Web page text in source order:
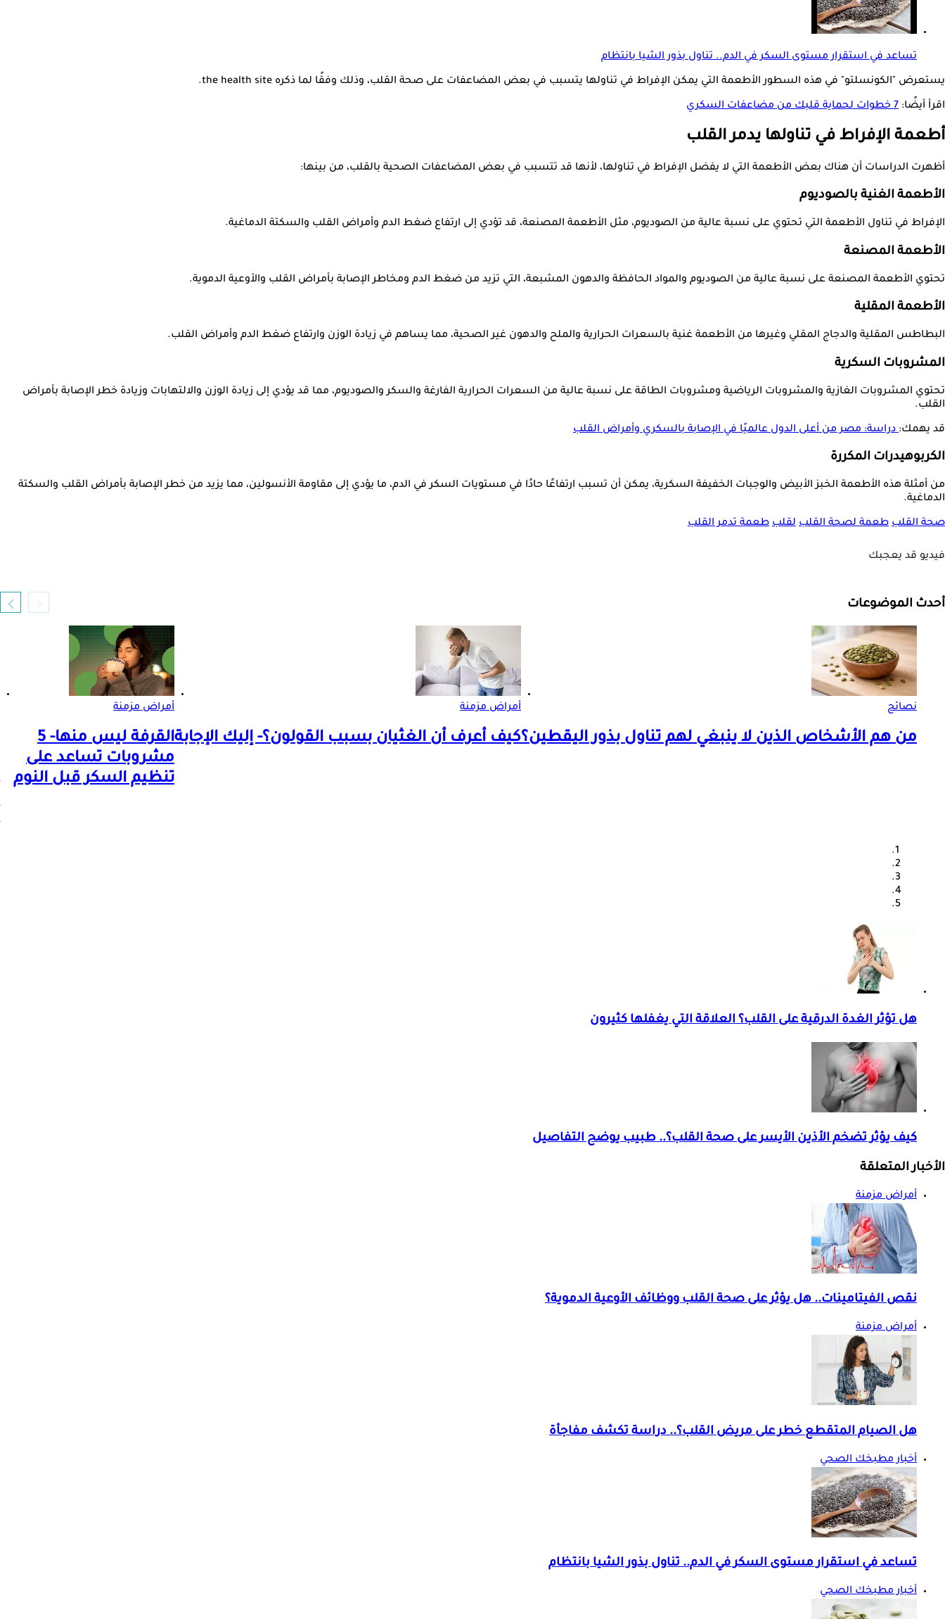
تساعد في استقرار مستوى السكر في الدم.. تناول بذور الشيا بانتظام
يستعرض "الكونسلتو" في هذه السطور الأطعمة التي يمكن الإفراط في تناولها يتسبب في بعض المضاعفات على صحة القلب، وذلك وفقًا لما ذكره the health site.
اقرأ أيضًا: 7 خطوات لحماية قلبك من مضاعفات السكري
أطعمة الإفراط في تناولها يدمر القلب
أظهرت الدراسات أن هناك بعض الأطعمة التي لا يفضل الإفراط في تناولها، لأنها قد تتسبب في بعض المضاعفات الصحية بالقلب، من بينها:
الأطعمة الغنية بالصوديوم
الإفراط في تناول الأطعمة التي تحتوي على نسبة عالية من الصوديوم، مثل الأطعمة المصنعة، قد تؤدي إلى ارتفاع ضغط الدم وأمراض القلب والسكتة الدماغية.
الأطعمة المصنعة
تحتوي الأطعمة المصنعة على نسبة عالية من الصوديوم والمواد الحافظة والدهون المشبعة، التي تزيد من ضغط الدم ومخاطر الإصابة بأمراض القلب والأوعية الدموية.
الأطعمة المقلية
البطاطس المقلية والدجاج المقلي وغيرها من الأطعمة غنية بالسعرات الحرارية والملح والدهون غير الصحية، مما يساهم في زيادة الوزن وارتفاع ضغط الدم وأمراض القلب.
المشروبات السكرية
تحتوي المشروبات الغازية والمشروبات الرياضية ومشروبات الطاقة على نسبة عالية من السعرات الحرارية الفارغة والسكر والصوديوم، مما قد يؤدي إلى زيادة الوزن والالتهابات وزيادة خطر الإصابة بأمراض
القلب.
قد يهمك:دراسة: مصر من أعلى الدول عالميًا في الإصابة بالسكري وأمراض القلب
الكربوهيدرات المكررة
من أمثلة هذه الأطعمة الخبز الأبيض والوجبات الخفيفة السكرية، يمكن أن تسبب ارتفاعًا حادًا في مستويات السكر في الدم، ما يؤدي إلى مقاومة الأنسولين، مما يزيد من خطر الإصابة بأمراض القلب والسكتة
الدماغية.
صحة القلب طعمة لصحة القلب لقلب طعمة تدمر القلب
فيديو قد يعجبك
أحدث الموضوعات
نصائح
من هم الأشخاص الذين لا ينبغي لهم تناول بذور اليقطين؟
أمراض مزمنة
كيف أعرف أن الغثيان بسبب القولون؟- إليك الإجابة
أمراض مزمنة
القرفة ليس منها- 5
مشروبات تساعد على
تنظيم السكر قبل النوم
هل تؤثر الغدة الدرقية على القلب؟ العلاقة التي يغفلها كثيرون
كيف يؤثر تضخم الأذين الأيسر على صحة القلب؟.. طبيب يوضح التفاصيل
الأخبار المتعلقة
أمراض مزمنة
نقص الفيتامينات.. هل يؤثر على صحة القلب ووظائف الأوعية الدموية؟
أمراض مزمنة
هل الصيام المتقطع خطر على مريض القلب؟.. دراسة تكشف مفاجأة
أخبار مطبخك الصحي
تساعد في استقرار مستوى السكر في الدم.. تناول بذور الشيا بانتظام
أخبار مطبخك الصحي